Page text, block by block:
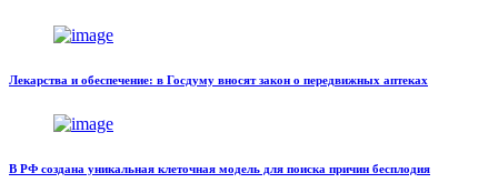
Лекарства и обеспечение: в Госдуму вносят закон о передвижных аптеках
В РФ создана уникальная клеточная модель для поиска причин бесплодия